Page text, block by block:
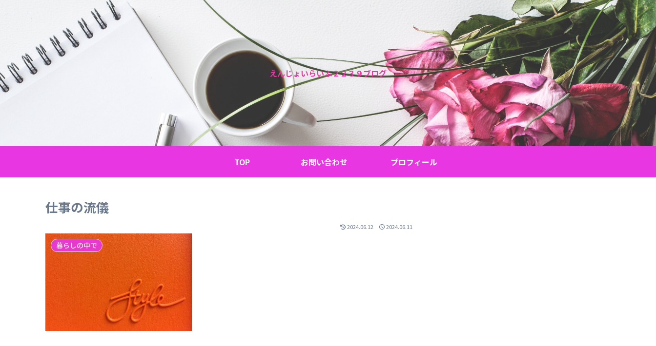
えんじょいらいふ２２３９ブログ
TOP お問い合わせ プロフィール
仕事の流儀
2024.06.12 2024.06.11
暮らしの中で